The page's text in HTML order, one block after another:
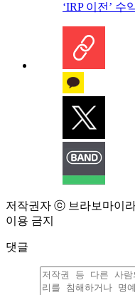
‘IRP 이전’ 수
저작권자 ⓒ 브라보마이
이용 금지
댓글